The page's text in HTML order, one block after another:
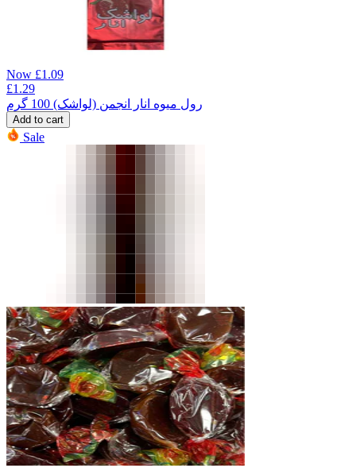
Now £1.09
£1.29
رول میوه انار انجمن (لواشک) 100 گرم
Add to cart
Sale